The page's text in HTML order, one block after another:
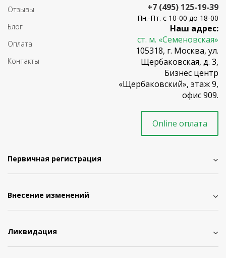
Отзывы
Блог
Оплата
Контакты
+7 (495) 125-19-39
Пн.-Пт. с 10-00 до 18-00
Наш адрес:
ст. м. «Семеновская»
105318, г. Москва, ул.
Щербаковская, д. 3,
Бизнес центр
«Щербаковский», этаж 9,
офис 909.
Online оплата
Первичная регистрация
Внесение изменений
Ликвидация